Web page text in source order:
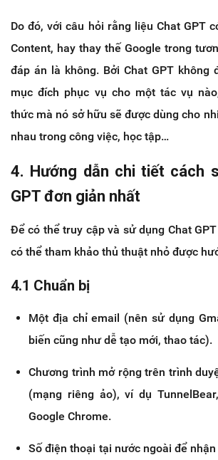
Do đó, với câu hỏi rằng liệu Chat GPT
Content, hay thay thế Google trong
đáp án là không. Bởi Chat GPT không
mục đích phục vụ cho một tác vụ
thức mà nó sở hữu sẽ được dùng cho
nhau trong công việc, học tập…
4. Hướng dẫn chi tiết cách
GPT đơn giản nhất
Để có thể truy cập và sử dụng Chat
có thể tham khảo thủ thuật nhỏ được
4.1 Chuẩn bị
Một địa chỉ email (nên sử dụng
biến cũng như dễ tạo mới, thao tác).
Chương trình mở rộng trên trình
(mạng riêng ảo), ví dụ
Google Chrome.
Số điện thoại tại nước ngoài để